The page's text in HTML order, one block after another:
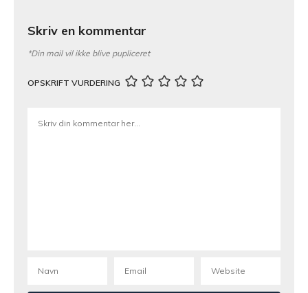
Skriv en kommentar
*Din mail vil ikke blive pupliceret
OPSKRIFT VURDERING